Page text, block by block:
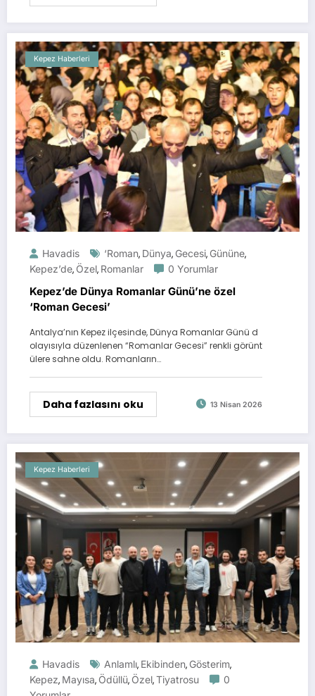
Kepez Haberleri
Havadis ‘Roman, Dünya, Gecesi, Gününe,
Kepez’de, Özel, Romanlar 0 Yorumlar
Kepez’de Dünya Romanlar Günü’ne özel
‘Roman Gecesi’
Antalya’nın Kepez ilçesinde, Dünya Romanlar Günü d
olayısıyla düzenlenen “Romanlar Gecesi” renkli görünt
ülere sahne oldu. Romanların…
Daha fazlasını oku 13 Nisan 2026
Kepez Haberleri
Havadis Anlamlı, Ekibinden, Gösterim,
Kepez, Mayısa, Ödüllü, Özel,Tiyatrosu
0